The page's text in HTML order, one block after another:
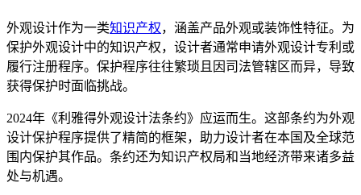
外观设计作为一类知识产权，涵盖产品外观或装饰性特征。为
保护外观设计中的知识产权，设计者通常申请外观设计专利或
履行注册程序。保护程序往往繁琐且因司法管辖区而异，导致
获得保护时面临挑战。
2024年《利雅得外观设计法条约》应运而生。这部条约为外观
设计保护程序提供了精简的框架，助力设计者在本国及全球范
围内保护其作品。条约还为知识产权局和当地经济带来诸多益
处与机遇。